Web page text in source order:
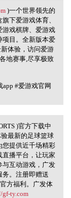
)一个世界领先的
下爱游戏体育、
游戏棋牌、爱游戏
项目。全新版本爱
体验，访问爱游
地赛事,尽享极致
#爱游戏官网
SPORTS )
)官方下载中
最新的足球篮球
您提供近千场精彩
播平台，让玩家
与互动游戏，广发
务。注册即赠送
方福利。广发体
gf-ty.com